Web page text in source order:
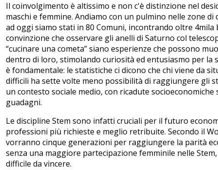
Il coinvolgimento è altissimo e non c'è distinzione nel
maschi e femmine. Andiamo con un pulmino nelle zone di
ad oggi siamo stati in 80 Comuni, incontrando oltre 4mila
convinzione che osservare gli anelli di Saturno col
“cucinare una cometa” siano esperienze che possono
dentro di loro, stimolando curiosità ed entusiasmo per la
è fondamentale: le statistiche ci dicono che chi viene da
difficili ha sette volte meno possibilità di raggiungere gli
un contesto sociale medio, con ricadute
guadagni.
Le discipline Stem sono infatti cruciali per il futuro
professioni più richieste e meglio retribuite. Secondo il
vorranno cinque generazioni per raggiungere la parità
senza una maggiore partecipazione femminile nelle
difficile da vincere.